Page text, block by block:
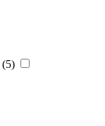
(5)